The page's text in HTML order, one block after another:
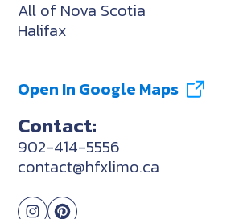
All of Nova Scotia
Halifax
Open In Google Maps
Contact:
902-414-5556
contact@hfxlimo.ca